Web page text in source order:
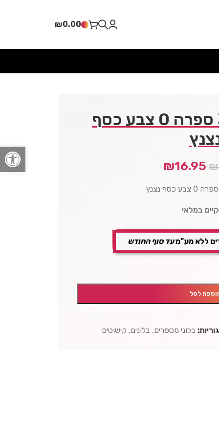
פתח
₪0.00
בלון מיילר 34″ ספרה 0 צבע כסף
₪
₪16.95
קיים במלאי
ללא מע"מעד סוף החודש
לסל
בלוני מספרים, בלונים, קישוטים